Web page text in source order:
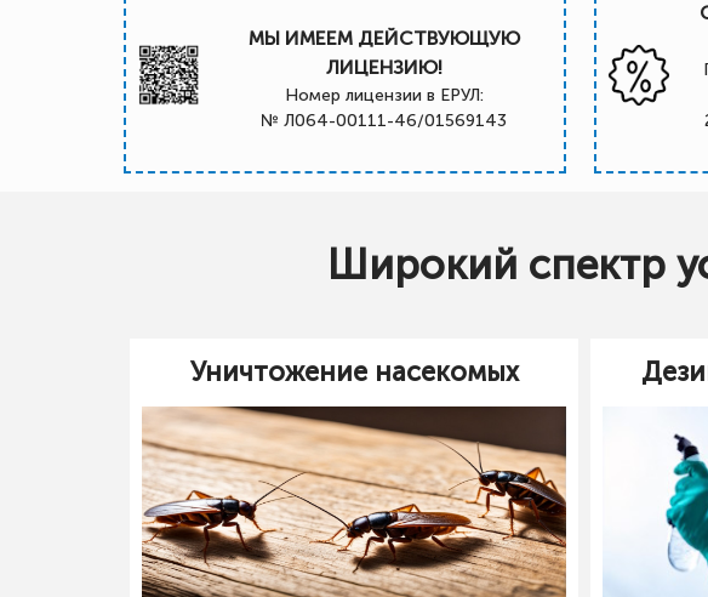
МЫ ИМЕЕМ ДЕЙСТВУЮЩУЮ
ЛИЦЕНЗИЮ!
Номер лицензии в ЕРУЛ:
№ Л064-00111-46/01569143
Широкий спектр
Уничтожение насекомых